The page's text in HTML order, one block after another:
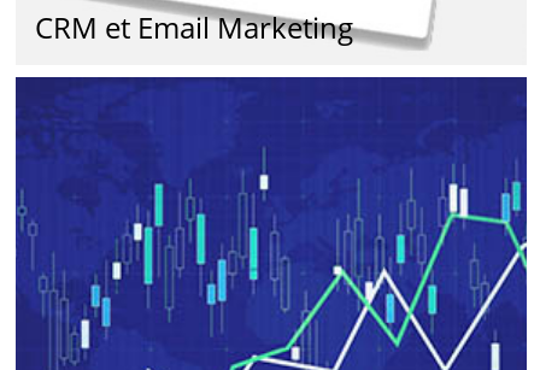
CRM et Email Marketing